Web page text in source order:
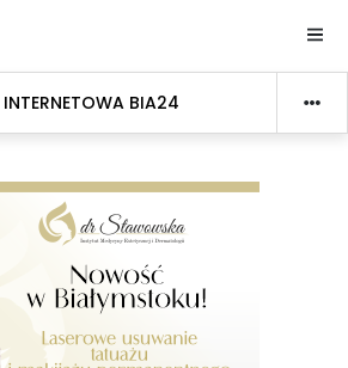
INTERNETOWA BIA24